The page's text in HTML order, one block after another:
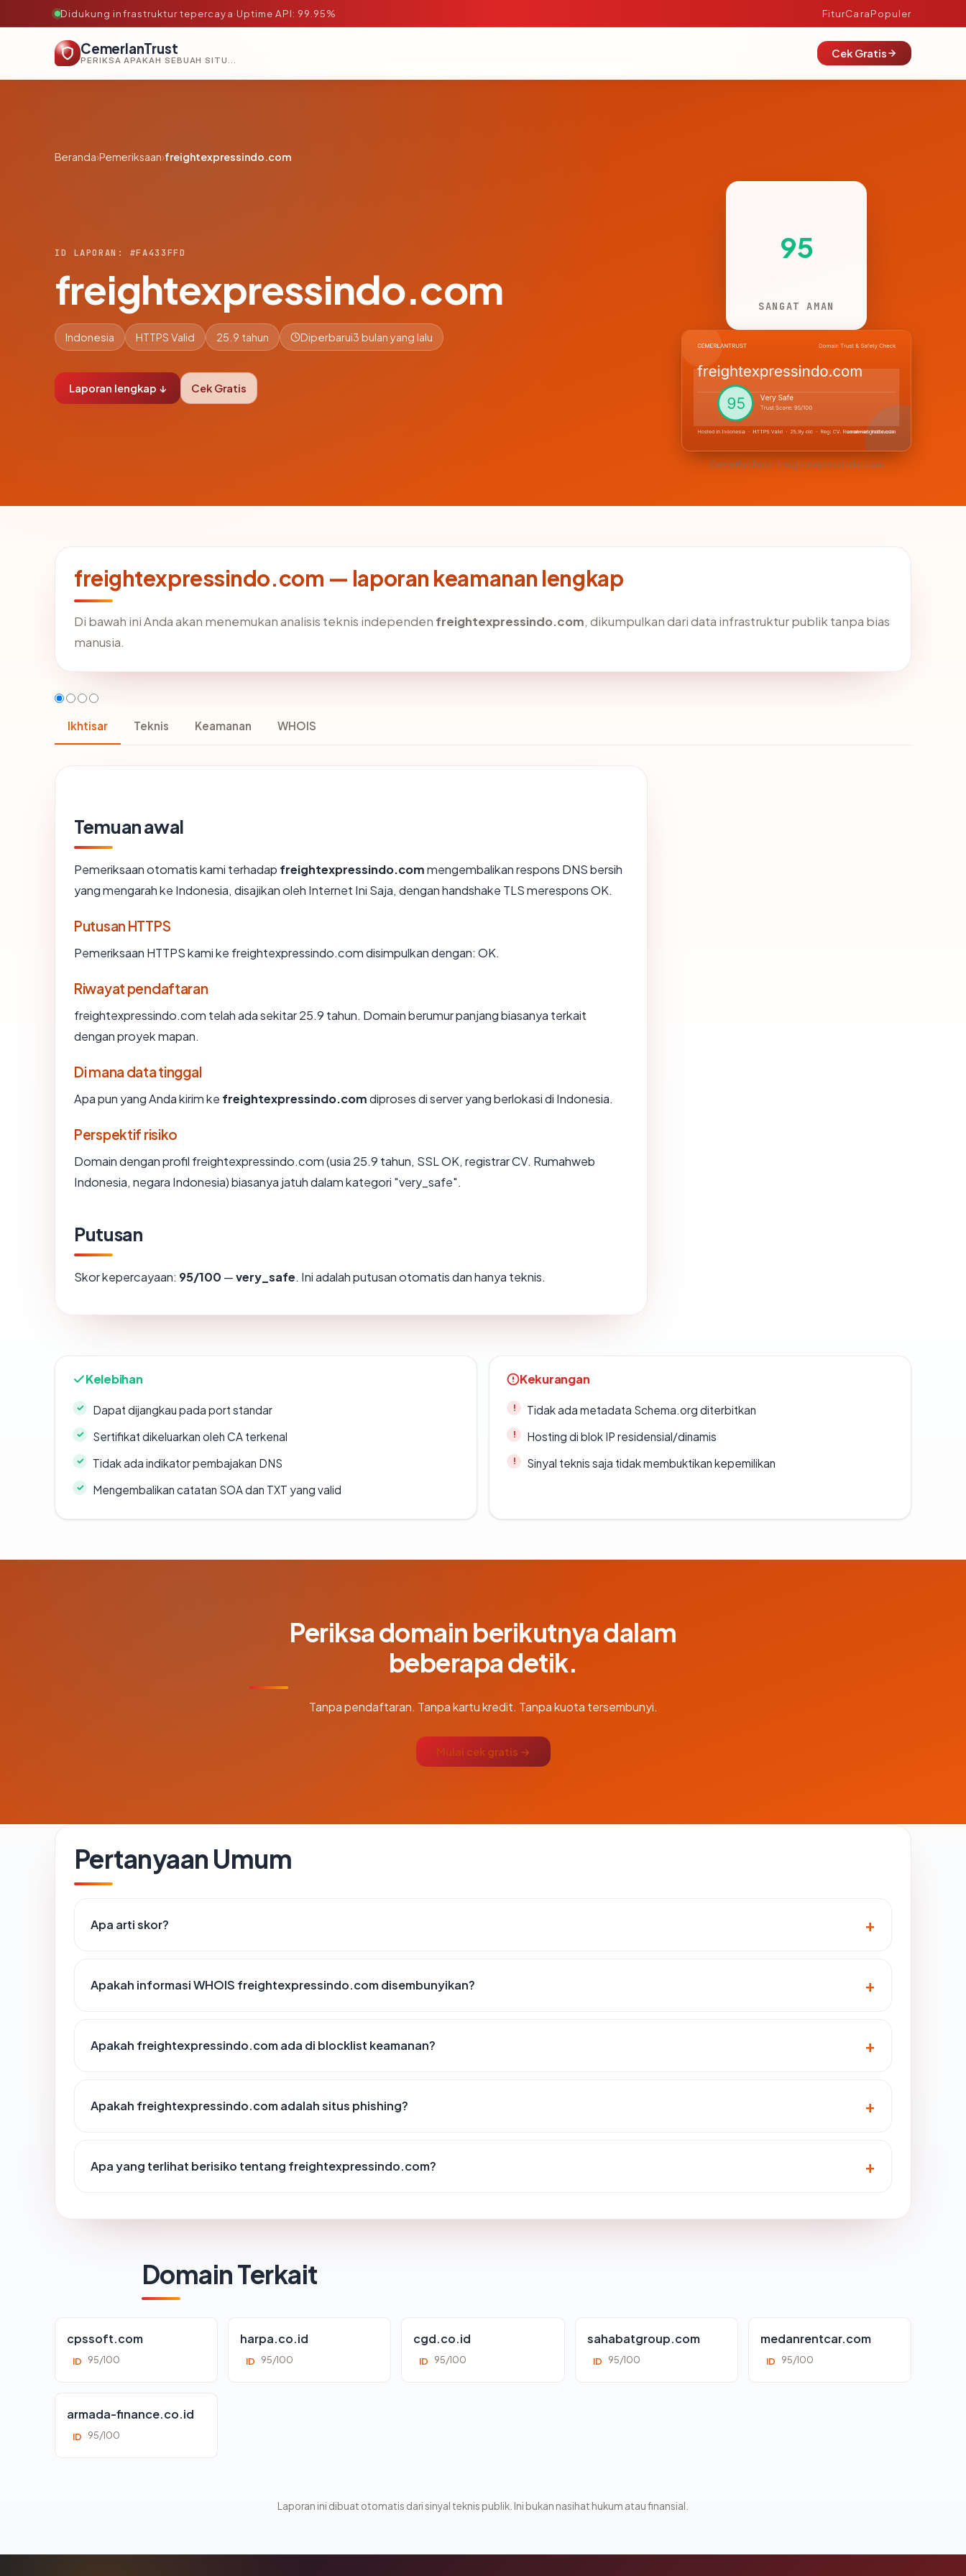
Didukung infrastruktur tepercaya·Uptime API: 99.95% FiturCaraPopuler
CemerlanTrust
PERIKSA APAKAH SEBUAH SITUS AMAN, TEPERCAYA, DAN TERVERIFIKASI DALAM HITUNGAN DETIK.
Cek Gratis
Beranda›Pemeriksaan›freightexpressindo.com
ID LAPORAN: #FA433FFD
freightexpressindo.com
Indonesia HTTPS Valid 25.9 tahun Diperbarui3 bulan yang lalu
Laporan lengkap ↓ Cek Gratis
95
SANGAT AMAN
CemerlanTrust · freightexpressindo.com
freightexpressindo.com — laporan keamanan lengkap
Di bawah ini Anda akan menemukan analisis teknis independen freightexpressindo.com, dikumpulkan dari data infrastruktur publik tanpa bias
manusia.
Ikhtisar Teknis Keamanan WHOIS
Temuan awal
Pemeriksaan otomatis kami terhadap freightexpressindo.commengembalikan respons DNS bersih
yang mengarah ke Indonesia, disajikan oleh Internet Ini Saja, dengan handshake TLS merespons OK.
Putusan HTTPS
Pemeriksaan HTTPS kami ke freightexpressindo.com disimpulkan dengan: OK.
Riwayat pendaftaran
freightexpressindo.com telah ada sekitar 25.9 tahun. Domain berumur panjang biasanya terkait
dengan proyek mapan.
Di mana data tinggal
Apa pun yang Anda kirim ke freightexpressindo.comdiproses di server yang berlokasi di Indonesia.
Perspektif risiko
Domain dengan profil freightexpressindo.com (usia 25.9 tahun, SSL OK, registrar CV. Rumahweb
Indonesia, negara Indonesia) biasanya jatuh dalam kategori "very_safe".
Putusan
Skor kepercayaan: 95/100 —very_safe. Ini adalah putusan otomatis dan hanya teknis.
Kelebihan
Dapat dijangkau pada port standar
Sertifikat dikeluarkan oleh CA terkenal
Tidak ada indikator pembajakan DNS
Mengembalikan catatan SOA dan TXT yang valid
Kekurangan
Tidak ada metadata Schema.org diterbitkan
Hosting di blok IP residensial/dinamis
Sinyal teknis saja tidak membuktikan kepemilikan
Periksa domain berikutnya dalam
beberapa detik.
Tanpa pendaftaran. Tanpa kartu kredit. Tanpa kuota tersembunyi.
Mulai cek gratis →
Pertanyaan Umum
Apa arti skor?
Apakah informasi WHOIS freightexpressindo.com disembunyikan?
Apakah freightexpressindo.com ada di blocklist keamanan?
Apakah freightexpressindo.com adalah situs phishing?
Apa yang terlihat berisiko tentang freightexpressindo.com?
Domain Terkait
cpssoft.com
ID 95/100
harpa.co.id
ID 95/100
cgd.co.id
ID 95/100
sahabatgroup.com
ID 95/100
medanrentcar.com
ID 95/100
armada-finance.co.id
ID 95/100
Laporan ini dibuat otomatis dari sinyal teknis publik. Ini bukan nasihat hukum atau finansial.